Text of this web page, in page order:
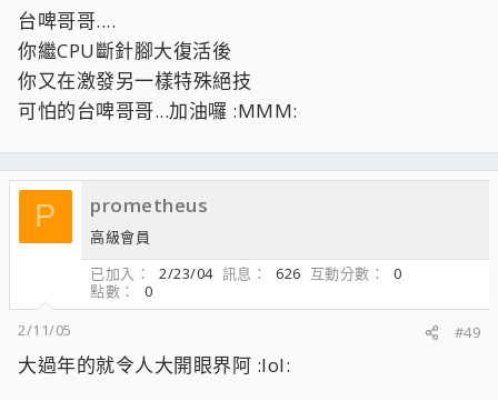
台啤哥哥....
你繼CPU斷針腳大復活後
你又在激發另一樣特殊絕技
可怕的台啤哥哥...加油囉 :MMM:
P prometheus
高級會員
已加入
2/23/04 訊息 626 互動分數
0
點數
0
2/11/05
#49
大過年的就令人大開眼界阿 :lol: